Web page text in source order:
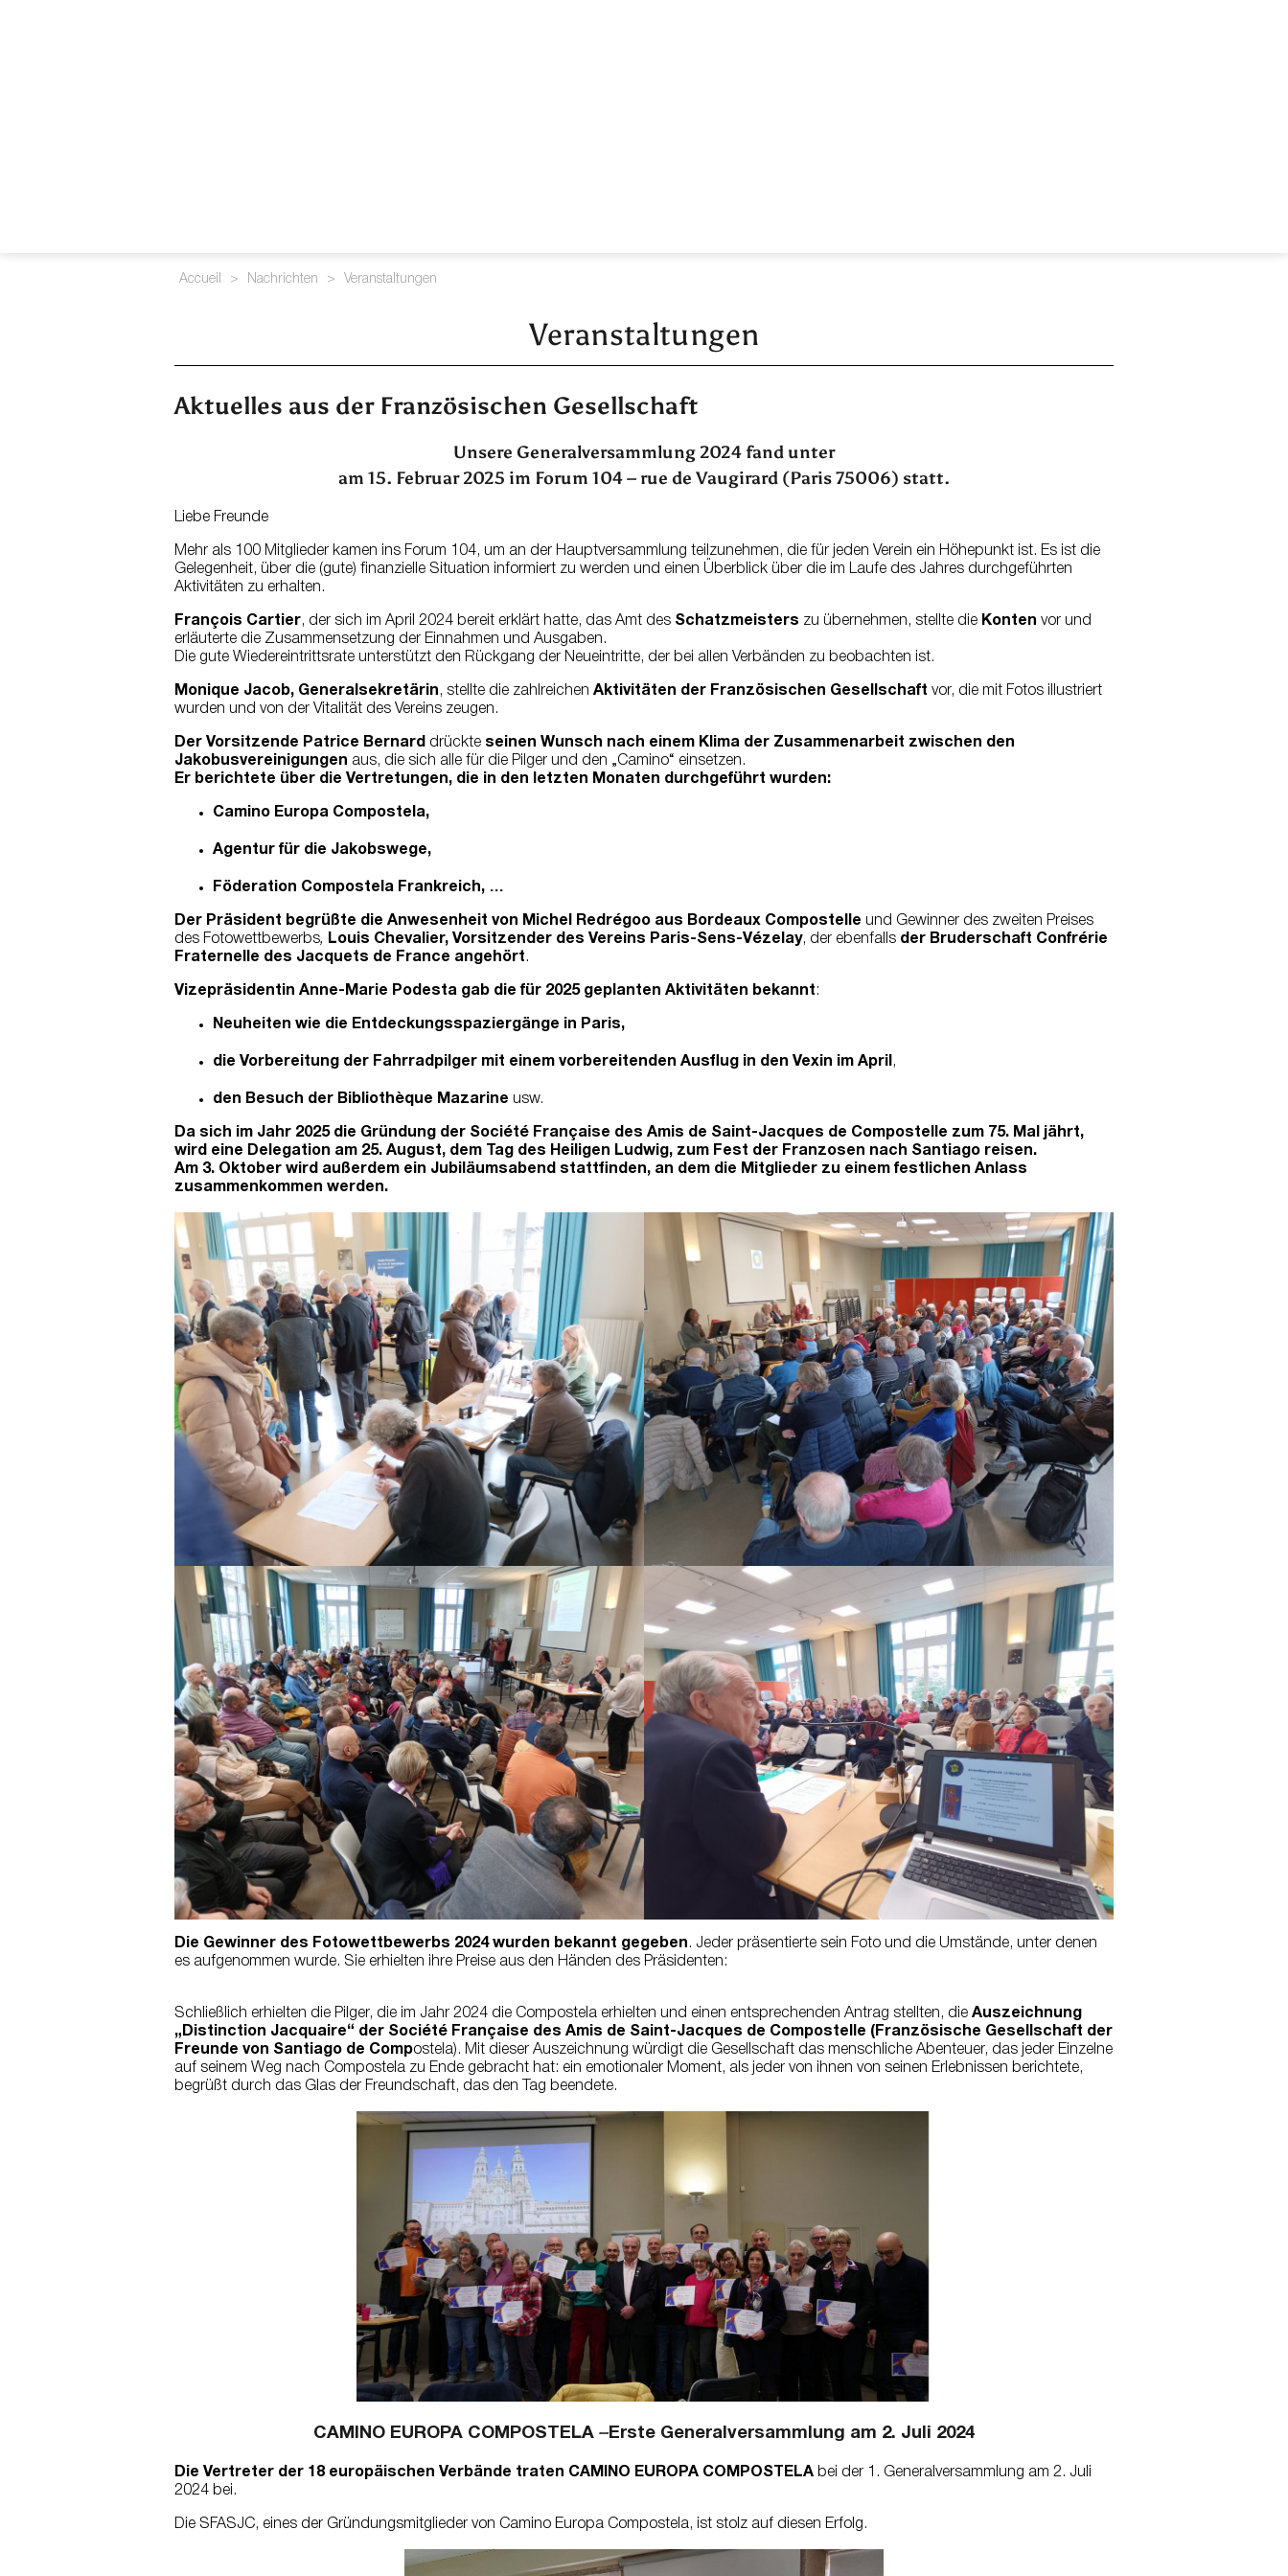
Accueil > Nachrichten > Veranstaltungen
Veranstaltungen
Aktuelles aus der Französischen Gesellschaft
Unsere Generalversammlung 2024 fand unter
am 15. Februar 2025 im Forum 104 – rue de Vaugirard (Paris 75006) statt.
Liebe Freunde
Mehr als 100 Mitglieder kamen ins Forum 104, um an der Hauptversammlung teilzunehmen, die für jeden Verein ein Höhepunkt ist. Es ist die
Gelegenheit, über die (gute) finanzielle Situation informiert zu werden und einen Überblick über die im Laufe des Jahres durchgeführten
Aktivitäten zu erhalten.
François Cartier, der sich im April 2024 bereit erklärt hatte, das Amt des Schatzmeisters zu übernehmen, stellte die Konten vor und
erläuterte die Zusammensetzung der Einnahmen und Ausgaben.
Die gute Wiedereintrittsrate unterstützt den Rückgang der Neueintritte, der bei allen Verbänden zu beobachten ist.
Monique Jacob, Generalsekretärin, stellte die zahlreichen Aktivitäten der Französischen Gesellschaft vor, die mit Fotos illustriert
wurden und von der Vitalität des Vereins zeugen.
Der Vorsitzende Patrice Bernard drückte seinen Wunsch nach einem Klima der Zusammenarbeit zwischen den
Jakobusvereinigungen aus, die sich alle für die Pilger und den „Camino“ einsetzen.
Er berichtete über die Vertretungen, die in den letzten Monaten durchgeführt wurden:
Camino Europa Compostela,
Agentur für die Jakobswege,
Föderation Compostela Frankreich, …
Der Präsident begrüßte die Anwesenheit von Michel Redrégoo aus Bordeaux Compostelle und Gewinner des zweiten Preises
des Fotowettbewerbs, Louis Chevalier, Vorsitzender des Vereins Paris-Sens-Vézelay, der ebenfalls der Bruderschaft Confrérie
Fraternelle des Jacquets de France angehört.
Vizepräsidentin Anne-Marie Podesta gab die für 2025 geplanten Aktivitäten bekannt:
Neuheiten wie die Entdeckungsspaziergänge in Paris,
die Vorbereitung der Fahrradpilger mit einem vorbereitenden Ausflug in den Vexin im April ,
den Besuch der Bibliothèque Mazarine usw.
Da sich im Jahr 2025 die Gründung der Société Française des Amis de Saint-Jacques de Compostelle zum 75. Mal jährt,
wird eine Delegation am 25. August, dem Tag des Heiligen Ludwig, zum Fest der Franzosen nach Santiago reisen.
Am 3. Oktober wird außerdem ein Jubiläumsabend stattfinden, an dem die Mitglieder zu einem festlichen Anlass
zusammenkommen werden.
Die Gewinner des Fotowettbewerbs 2024 wurden bekannt gegeben. Jeder präsentierte sein Foto und die Umstände, unter denen
es aufgenommen wurde. Sie erhielten ihre Preise aus den Händen des Präsidenten:
Schließlich erhielten die Pilger, die im Jahr 2024 die Compostela erhielten und einen entsprechenden Antrag stellten, die Auszeichnung
„Distinction Jacquaire“ der Société Française des Amis de Saint-Jacques de Compostelle (Französische Gesellschaft der
Freunde von Santiago de Compostela). Mit dieser Auszeichnung würdigt die Gesellschaft das menschliche Abenteuer, das jeder Einzelne
auf seinem Weg nach Compostela zu Ende gebracht hat: ein emotionaler Moment, als jeder von ihnen von seinen Erlebnissen berichtete,
begrüßt durch das Glas der Freundschaft, das den Tag beendete.
CAMINO EUROPA COMPOSTELA –Erste Generalversammlung am 2. Juli 2024
Die Vertreter der 18 europäischen Verbände traten CAMINO EUROPA COMPOSTELA bei der 1. Generalversammlung am 2. Juli
2024 bei.
Die SFASJC, eines der Gründungsmitglieder von Camino Europa Compostela, ist stolz auf diesen Erfolg.